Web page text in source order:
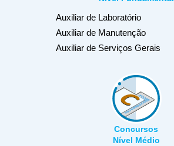
Auxiliar de Laboratório
Auxiliar de Manutenção
Auxiliar de Serviços Gerais
Concursos
Nível Médio